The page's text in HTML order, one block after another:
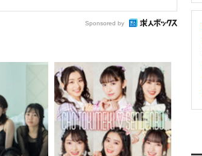
Sponsored by